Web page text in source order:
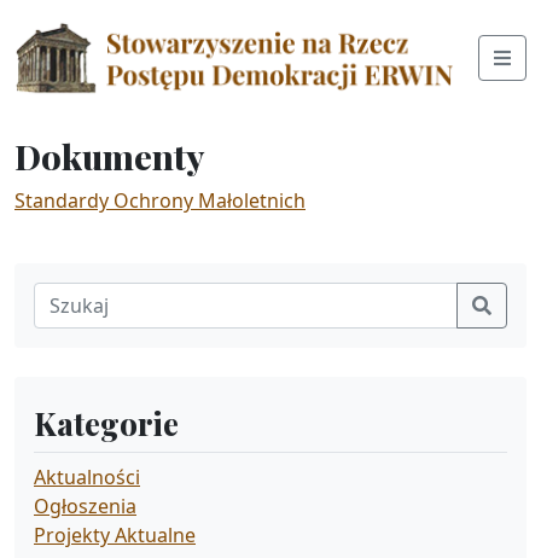
Dokumenty
Standardy Ochrony Małoletnich
Kategorie
Aktualności
Ogłoszenia
Projekty Aktualne